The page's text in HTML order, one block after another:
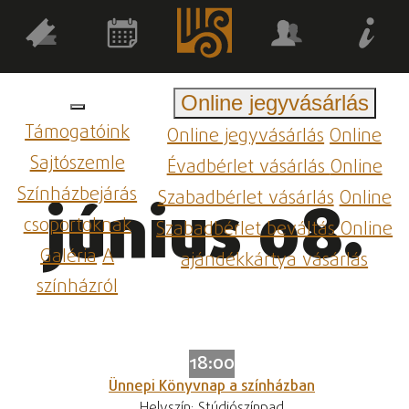
Támogatóink
Sajtószemle
Színházbejárás
csoportoknak
GalériaA
színházról
Online jegyvásárlás
Online jegyvásárlásOnline
Évadbérlet vásárlásOnline
Szabadbérlet vásárlásOnline
Szabadbérlet beváltásOnline
ajándékkártya vásárlás
június 08.
18:00
Ünnepi Könyvnap a színházban